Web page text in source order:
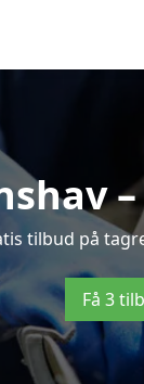
tilbud på
Få 3